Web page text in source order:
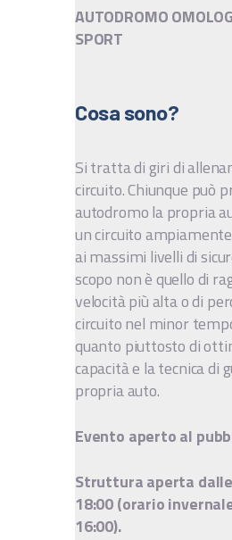
AUTODROMO
SPORT
Cosa sono?
Si tratta di giri di
circuito. Chiunque può
autodromo la propria
un circuito
ai massimi livelli di
scopo non è quello di
velocità più alta o di
circuito nel minor
quanto piuttosto di
capacità e la tecnica di
propria auto.
Evento aperto al
Struttura aperta
18:00 (orario
16:00).